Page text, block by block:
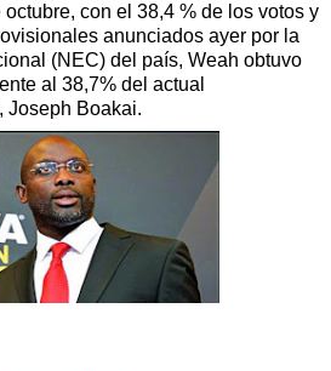
con el 38,4 % de los votos y
anunciados ayer por la
(NEC) del país, Weah obtuvo
al 38,7% del actual
Joseph Boakai.